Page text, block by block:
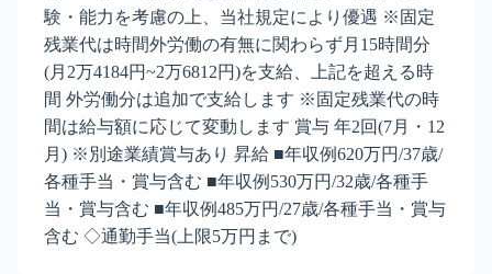
験・能力を考慮の上、当社規定により優遇 ※固定
残業代は時間外労働の有無に関わらず月15時間分
(月2万4184円~2万6812円)を支給、上記を超える時
間 外労働分は追加で支給します ※固定残業代の時
間は給与額に応じて変動します 賞与 年2回(7月・12
月) ※別途業績賞与あり 昇給 ■年収例620万円/37歳/
各種手当・賞与含む ■年収例530万円/32歳/各種手
当・賞与含む ■年収例485万円/27歳/各種手当・賞与
含む ◇通勤手当(上限5万円まで)